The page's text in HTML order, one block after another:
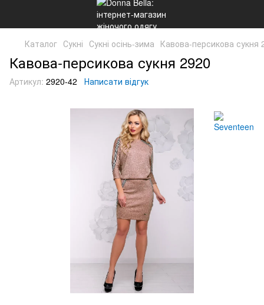
Каталог Сукні Сукні осінь-зима Кавова-персикова сукня
Кавова-персикова сукня 2920
Артикул: 2920-42 Написати відгук